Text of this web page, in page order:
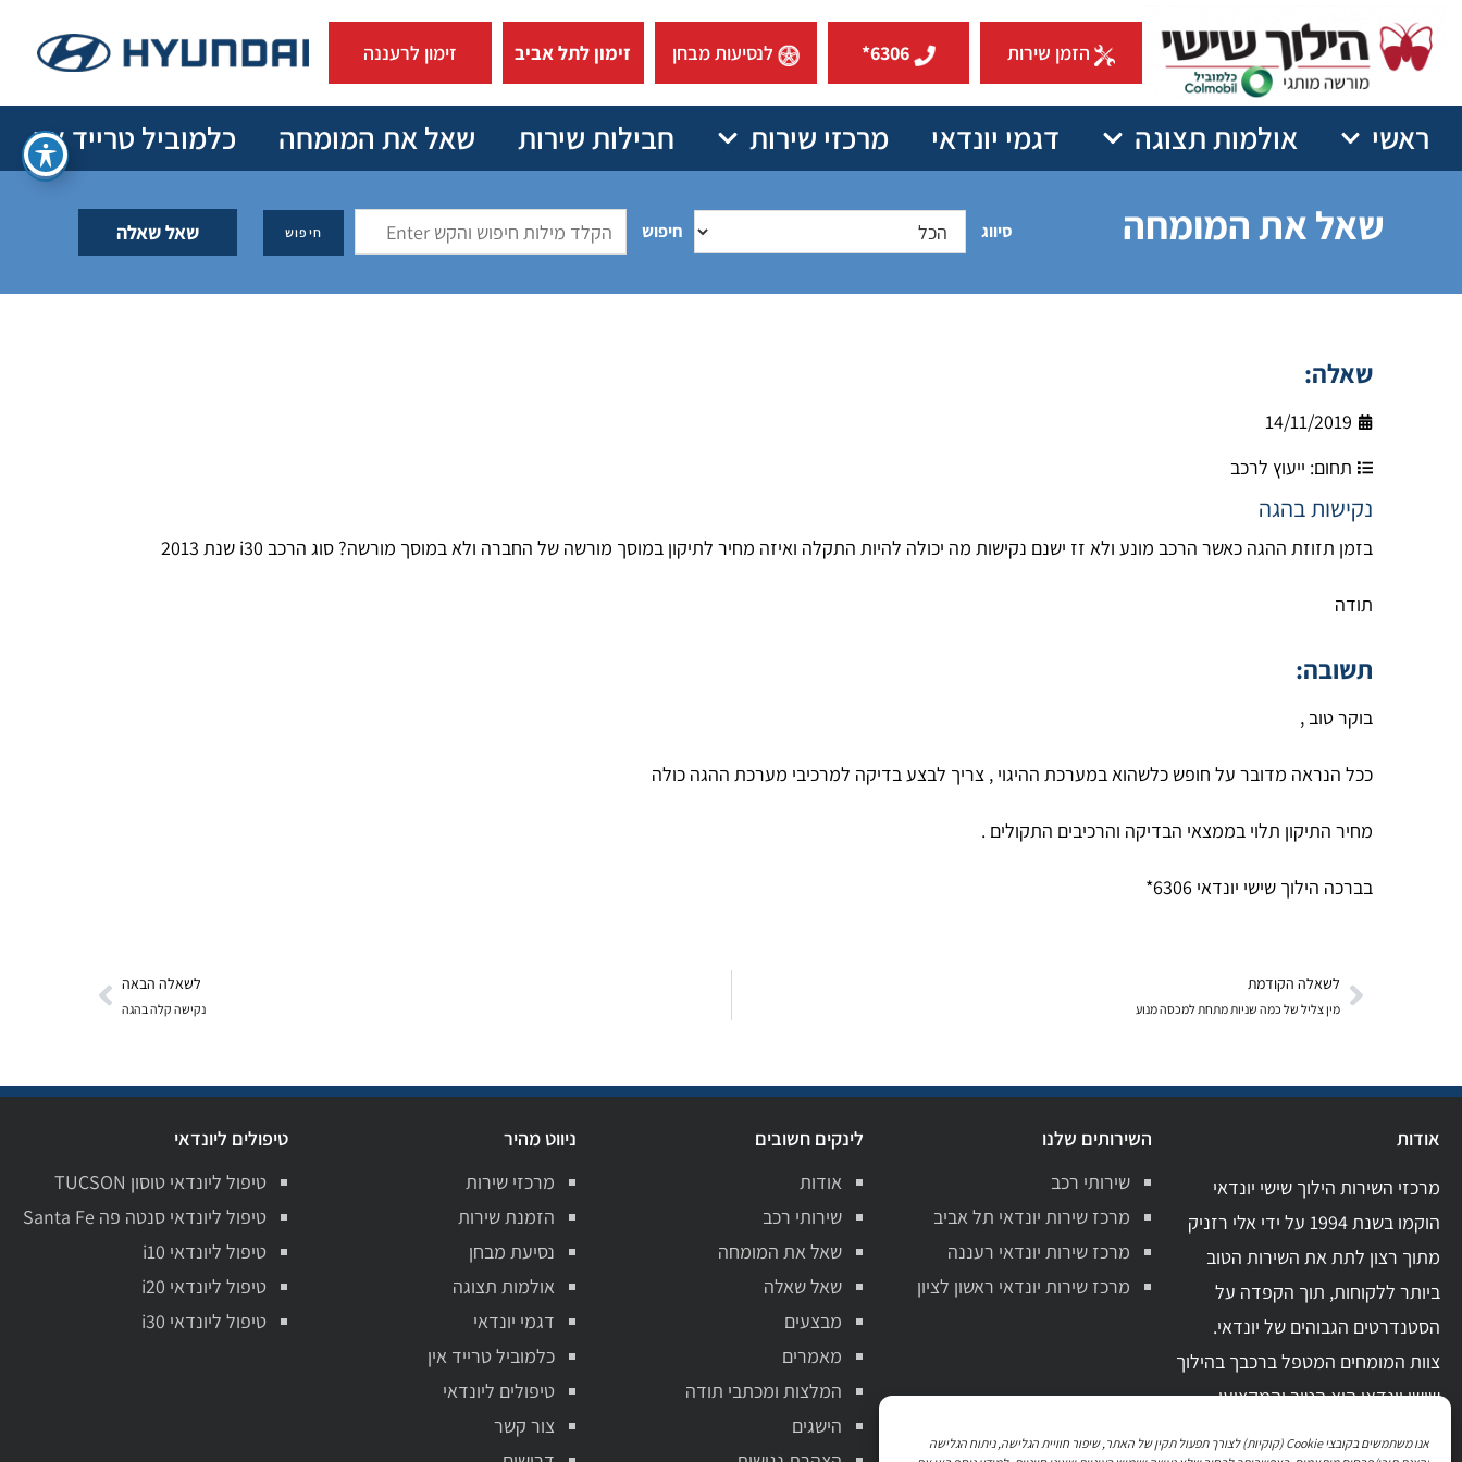
אנו משתמשים בקובצי Cookie (קוקיות) לצורך תפעול תקין של האתר, שיפור חוויית הגלישה, ניתוח הגלישה
הזמן שירות 6306* לנסיעות מבחן זימון לתל אביב זימון לרעננה
ראשי אולמות תצוגה דגמי יונדאי מרכזי שירות חבילות שירות שאל את המומחה כלמוביל טרייד אין
שאל את המומחה סיווג חיפוש שאל שאלה
שאלה:
14/11/2019
תחום: ייעוץ לרכב
נקישות בהגה
בזמן תזוזת ההגה כאשר הרכב מונע ולא זז ישנם נקישות מה יכולה להיות התקלה ואיזה מחיר לתיקון במוסך מורשה של החברה ולא במוסך מורשה? סוג הרכב i30 שנת 2013
תודה
תשובה:
בוקר טוב ,
ככל הנראה מדובר על חופש כלשהוא במערכת ההיגוי , צריך לבצע בדיקה למרכיבי מערכת ההגה כולה
מחיר התיקון תלוי בממצאי הבדיקה והרכיבים התקולים .
בברכה הילוך שישי יונדאי 6306*
לשאלה הקודמת
מין צליל של כמה שניות מתחת למכסה מנוע
לשאלה הבאה
נקישה קלה בהגה
אודות
מרכזי השירות הילוך שישי יונדאי
הוקמו בשנת 1994 על ידי אלי רזניק
מתוך רצון לתת את השירות הטוב
ביותר ללקוחות, תוך הקפדה על
הסטנדרטים הגבוהים של יונדאי.
צוות המומחים המטפל ברכבך בהילוך
שישי יונדאי הוא הטוב והמקצועי
השירותים שלנו
שירותי רכב
מרכז שירות יונדאי תל אביב
מרכז שירות יונדאי רעננה
מרכז שירות יונדאי ראשון לציון
לינקים חשובים
אודות
שירותי רכב
שאל את המומחה
שאל שאלה
מבצעים
מאמרים
המלצות ומכתבי תודה
הישגים
ניווט מהיר
מרכזי שירות
הזמנת שירות
נסיעת מבחן
אולמות תצוגה
דגמי יונדאי
כלמוביל טרייד אין
טיפולים ליונדאי
צור קשר
טיפולים ליונדאי
טיפול ליונדאי טוסון TUCSON
טיפול ליונדאי סנטה פה Santa Fe
טיפול ליונדאי i10
טיפול ליונדאי i20
טיפול ליונדאי i30